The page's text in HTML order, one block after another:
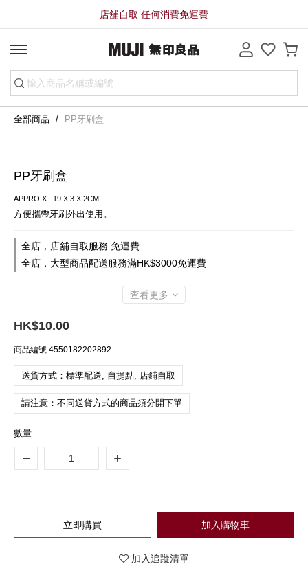
店舖自取 任何消費免運費
全部商品 PP牙刷盒
PP牙刷盒
APPRO X . 19 X 3 X 2CM.
方便攜帶牙刷外出使用。
全店，店舖自取服務 免運費
全店，大型商品配送服務滿HK$3000免運費
查看更多
HK$10.00
商品編號 4550182202892
送貨方式：標準配送, 自提點, 店鋪自取
請注意：不同送貨方式的商品須分開下單
數量
加入購物車
立即購買
加入追蹤清單